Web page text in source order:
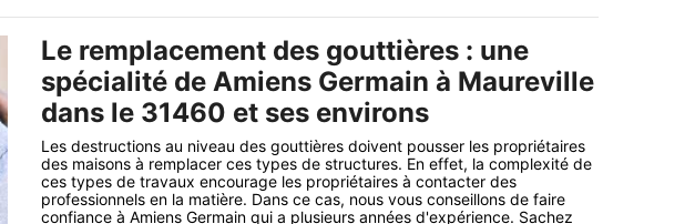
Le remplacement des gouttières : une
spécialité de Amiens Germain à Maureville
dans le 31460 et ses environs
Les destructions au niveau des gouttières doivent pousser les propriétaires
des maisons à remplacer ces types de structures. En effet, la complexité de
ces types de travaux encourage les propriétaires à contacter des
professionnels en la matière. Dans ce cas, nous vous conseillons de faire
confiance à Amiens Germain qui a plusieurs années d'expérience. Sachez